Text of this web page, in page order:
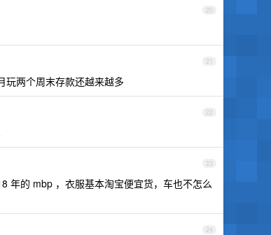
20
21
玩两个周末存款还越来越多
22
23
年的 mbp ，衣服基本淘宝便宜货，车也不怎么
24